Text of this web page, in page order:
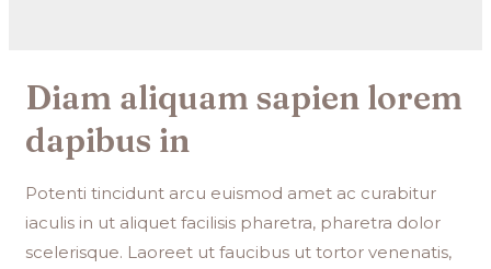
Diam aliquam sapien lorem
dapibus in
Potenti tincidunt arcu euismod amet ac curabitur
iaculis in ut aliquet facilisis pharetra, pharetra dolor
scelerisque. Laoreet ut faucibus ut tortor venenatis,